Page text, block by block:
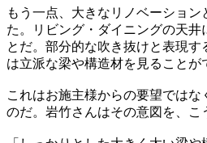
もう一点、大きなリノベーショ
た。リビング・ダイニングの天井
とだ。部分的な吹き抜けと表現す
は立派な梁や構造材を見ることが
これはお施主様からの要望ではな
のだ。岩竹さんはその意図を、こ